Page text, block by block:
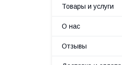
Товары и услуги
О нас
Отзывы